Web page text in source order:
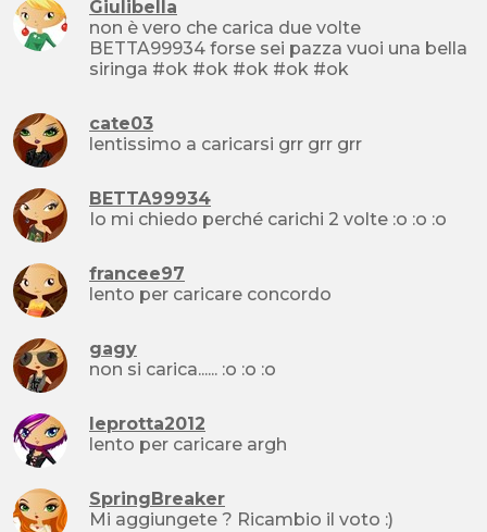
Giulibella
non è vero che carica due volte
BETTA99934 forse sei pazza vuoi una bella
siringa #ok #ok #ok #ok #ok
cate03
lentissimo a caricarsi grr grr grr
BETTA99934
Io mi chiedo perché carichi 2 volte :o :o :o
francee97
lento per caricare concordo
gagy
non si carica...... :o :o :o
leprotta2012
lento per caricare argh
SpringBreaker
Mi aggiungete ? Ricambio il voto :)